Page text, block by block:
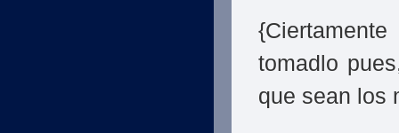
tomadlo
que sean los